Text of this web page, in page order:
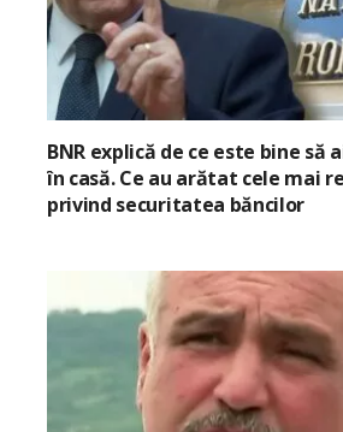
BNR explică de ce este bine să
în casă. Ce au arătat cele mai
privind securitatea băncilor